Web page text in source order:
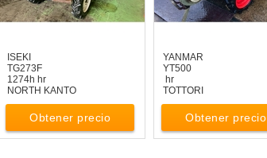
ISEKI
TG273F
1274h hr
NORTH KANTO
Obtener precio
YANMAR
YT500
hr
TOTTORI
Obtener precio